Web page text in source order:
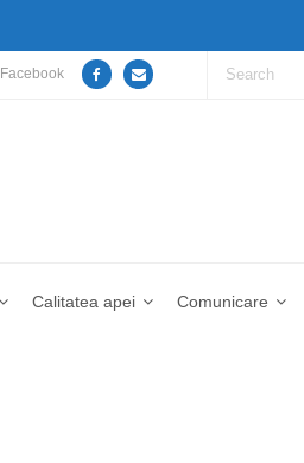
Facebook
Calitatea apei Comunicare